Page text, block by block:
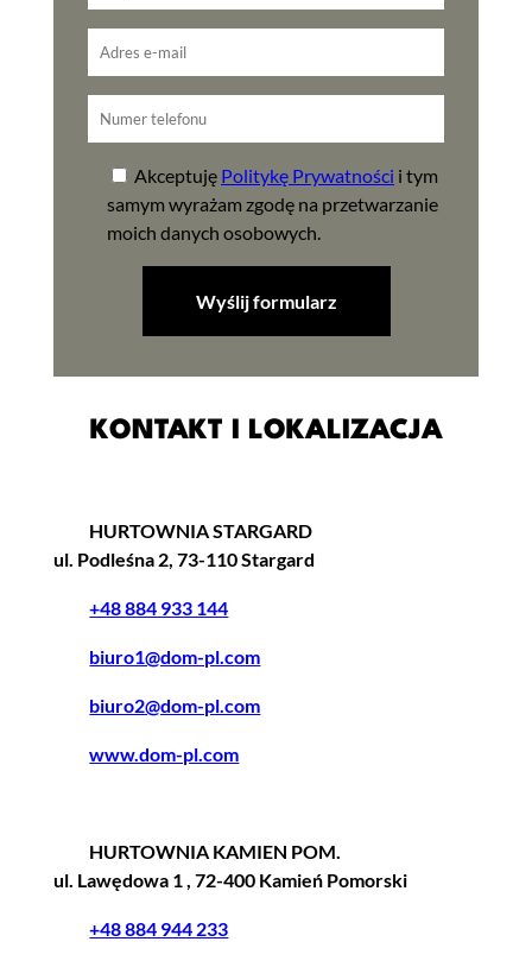
Akceptuję Politykę Prywatności i tym
samym wyrażam zgodę na przetwarzanie
moich danych osobowych.
KONTAKT I LOKALIZACJA
HURTOWNIA STARGARD
ul. Podleśna 2, 73-110 Stargard
+48 884 933 144
biuro1@dom-pl.com
biuro2@dom-pl.com
www.dom-pl.com
HURTOWNIA KAMIEN POM.
ul. Lawędowa 1 , 72-400 Kamień Pomorski
+48 884 944 233